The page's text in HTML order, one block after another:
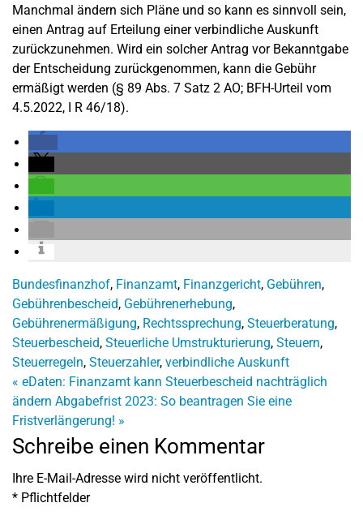
Manchmal ändern sich Pläne und so kann es sinnvoll sein,
einen Antrag auf Erteilung einer verbindliche Auskunft
zurückzunehmen. Wird ein solcher Antrag vor Bekanntgabe
der Entscheidung zurückgenommen, kann die Gebühr
ermäßigt werden (§ 89 Abs. 7 Satz 2 AO; BFH-Urteil vom
4.5.2022, I R 46/18).
Bundesfinanzhof, Finanzamt, Finanzgericht, Gebühren,
Gebührenbescheid, Gebührenerhebung,
Gebührenermäßigung, Rechtssprechung, Steuerberatung,
Steuerbescheid, Steuerliche Umstrukturierung, Steuern,
Steuerregeln, Steuerzahler, verbindliche Auskunft
« eDaten: Finanzamt kann Steuerbescheid nachträglich
ändern Abgabefrist 2023: So beantragen Sie eine
Fristverlängerung! »
Schreibe einen Kommentar
Ihre E-Mail-Adresse wird nicht veröffentlicht.
* Pflichtfelder